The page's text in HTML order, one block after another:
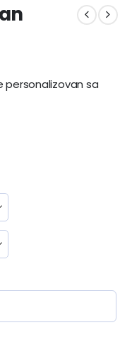
personalizovan sa